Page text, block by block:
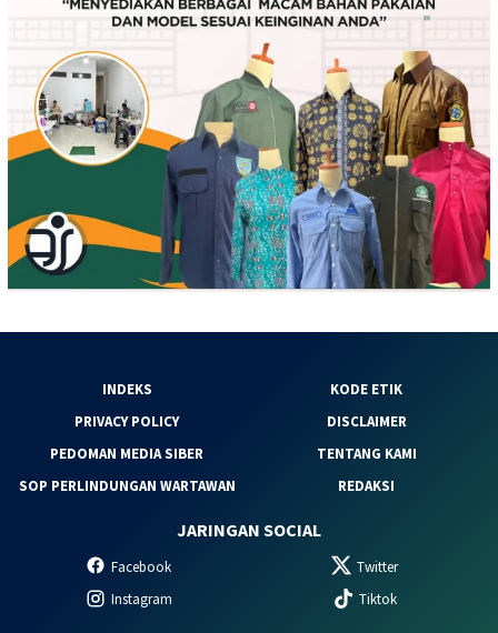
INDEKS
KODE ETIK
PRIVACY POLICY
DISCLAIMER
PEDOMAN MEDIA SIBER
TENTANG KAMI
SOP PERLINDUNGAN WARTAWAN
REDAKSI
JARINGAN SOCIAL
Facebook
Twitter
Instagram
Tiktok